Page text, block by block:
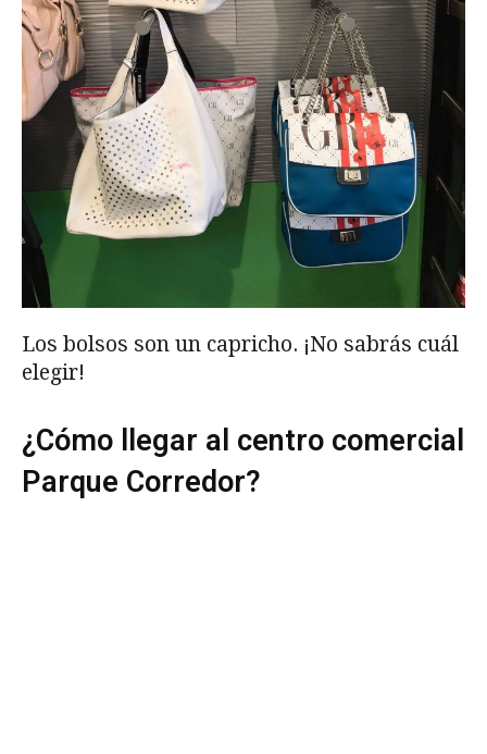
Los bolsos son un capricho. ¡No sabrás cuál
elegir!
¿Cómo llegar al centro comercial
Parque Corredor?